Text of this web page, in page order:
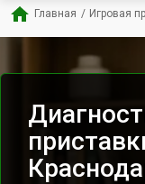
Главная / Игровая